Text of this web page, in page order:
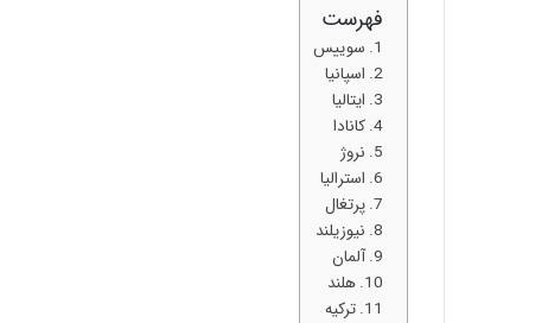
فهرست
سوییس
اسپانیا
ایتالیا
کانادا
نروژ
استرالیا
پرتغال
نیوزیلند
آلمان
هلند
ترکیه